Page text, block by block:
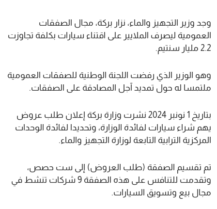
وجد وزير التجهيز والماء، نزار بركة، مجال الصفقات
العمومية ليصرف الملايير على اقتناء سيارات بكلفة تجاوزت
2.2 مليار سنتيم.
وهو الوزير الذي رفضت اللجنة الوطنية للصفقات العمومية
ملتمسا له حول تمديد آجل المصادقة على الصفقات.
بتاريخ 1 نونبر 2024 نشرت وزارة بركة إعلان طلب عروض
يهم شراء سيارات لفائدة الوزارة، وتحديدا لفائدة الوحدات
المركزية الترابية التابعة لوزارة التجهيز والماء.
تم تقسيم الصفقة (طلب العروض) إلى ست حصص،
وتقدمت للتنافس على هذه الصفقة 9 شركات تنشط في
مجال بيع وتسويق السيارات.